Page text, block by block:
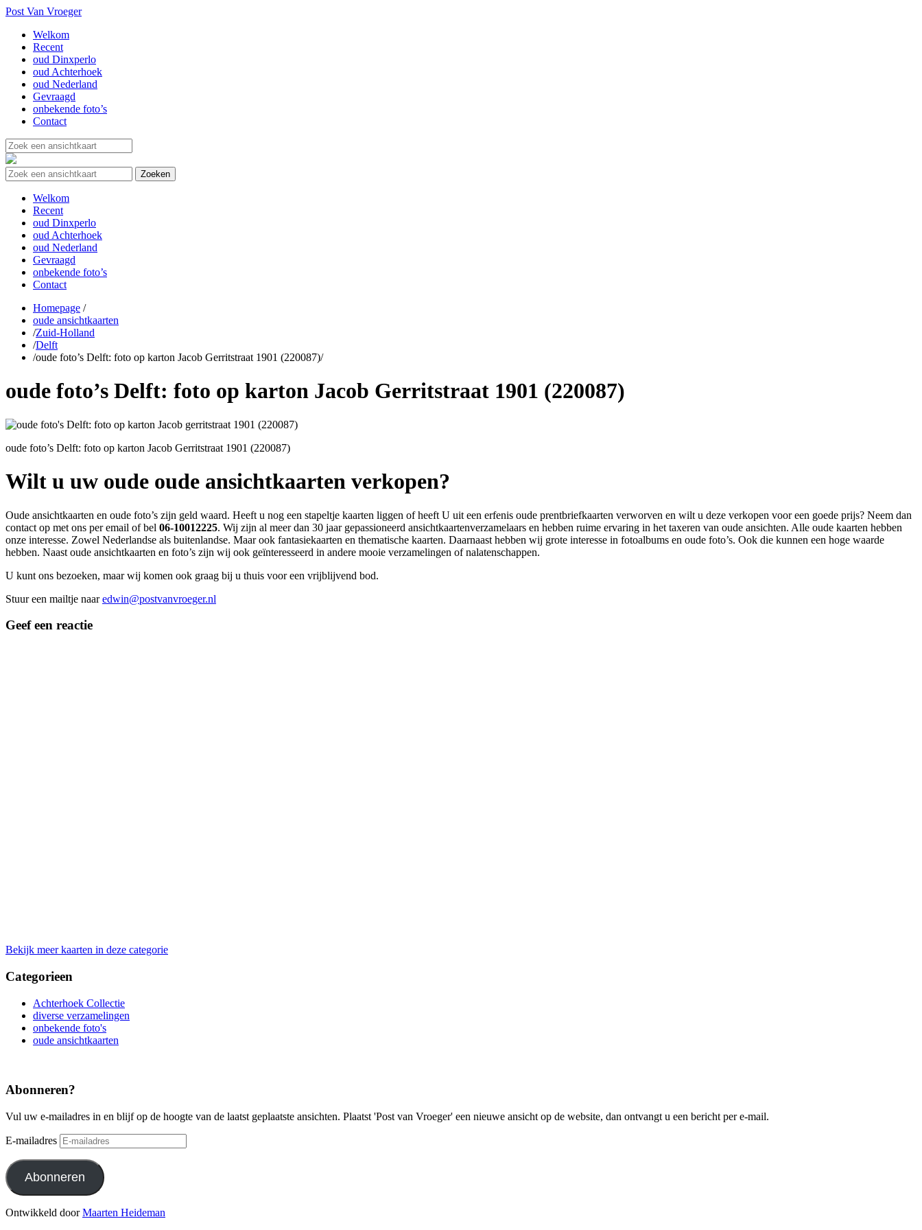
Post Van Vroeger
Welkom
Recent
oud Dinxperlo
oud Achterhoek
oud Nederland
Gevraagd
onbekende foto’s
Contact
Welkom
Recent
oud Dinxperlo
oud Achterhoek
oud Nederland
Gevraagd
onbekende foto’s
Contact
Homepage /
oude ansichtkaarten
/Zuid-Holland
/Delft
/oude foto’s Delft: foto op karton Jacob Gerritstraat 1901 (220087)/
oude foto’s Delft: foto op karton Jacob Gerritstraat 1901 (220087)
oude foto’s Delft: foto op karton Jacob Gerritstraat 1901 (220087)
Wilt u uw oude oude ansichtkaarten verkopen?
Oude ansichtkaarten en oude foto’s zijn geld waard. Heeft u nog een stapeltje kaarten liggen of heeft U uit een erfenis oude prentbriefkaarten verworven en wilt u deze verkopen voor een goede prijs? Neem dan
contact op met ons per email of bel 06-10012225. Wij zijn al meer dan 30 jaar gepassioneerd ansichtkaartenverzamelaars en hebben ruime ervaring in het taxeren van oude ansichten. Alle oude kaarten hebben
onze interesse. Zowel Nederlandse als buitenlandse. Maar ook fantasiekaarten en thematische kaarten. Daarnaast hebben wij grote interesse in fotoalbums en oude foto’s. Ook die kunnen een hoge waarde
hebben. Naast oude ansichtkaarten en foto’s zijn wij ook geïnteresseerd in andere mooie verzamelingen of nalatenschappen.
U kunt ons bezoeken, maar wij komen ook graag bij u thuis voor een vrijblijvend bod.
Stuur een mailtje naaredwin@postvanvroeger.nl
Geef een reactie
Bekijk meer kaarten in deze categorie
Categorieen
Achterhoek Collectie
diverse verzamelingen
onbekende foto's
oude ansichtkaarten
Abonneren?
Vul uw e-mailadres in en blijf op de hoogte van de laatst geplaatste ansichten. Plaatst 'Post van Vroeger' een nieuwe ansicht op de website, dan ontvangt u een bericht per e-mail.
E-mailadres
Abonneren
Ontwikkeld doorMaarten Heideman